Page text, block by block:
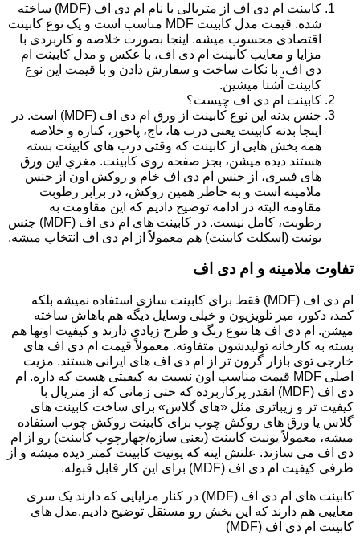
کابینت ام دی اف از متریالی با نام ام دی اف (MDF) ساخته
شده. قیمت مدل کابینت MDF مناسب است و یک نوع کابینت
اقتصادی محسوب میشه. اینجا بصورت خلاصه و کاربردی با
مزایا و معایب کابینت ام دی اف، با عکس و مدل کابینت ام
دی اف، با نکات ساخت و سفارش دادن و با قیمت این نوع
کابینت آشنا میشین.
کابینت ام دی اف چیست؟
جنس بدنه این نوع کابینت از ورق ام دی اف (MDF) است. در
اینجا بدنه کابینت یعنی درب ها، تاج، پاخور، کناره و خلاصه
همه بخش هایی از کابینت که وقتی درب های کابینت بسته
هستند دیده میشن، بجز صفحه روی کابینت. مغزیِ این ورق
های فیبری، از جنس ام دی اف خام و روکش اون از جنس
ملامینه است و به خاطر همین روکش، در برابر رطوبت
مقاومه البته در ادامه توضیح دادیم که این مقاومت به
رطوبت، کامل نیست. در کابینت های ام دی اف (MDF) جنس
یونیت (اسکلت کابینت) هم معمولاً از ام دی اف انتخاب میشه.
تفاوت ملامینه و ام دی اف
ام دی اف (MDF) فقط برای کابینت سازی استفاده نمیشه بلکه
کمد، دکور، میز تلویزیون و خیلی وسایل دیگه هم باهاش ساخته
میشن. ام دی اف ها تنوع رنگ و طرح زیادی دارند و کیفیت اونها هم
بسته به کارخانه تولیدشون متفاوته. معمولاً قیمت ام دی اف های
خارجی توی بازار گرون تر از ام دی اف های ایرانی هستند. مزیت
اصلی MDF قیمت مناسب اون نسبت به کیفیتی هست که داره. ام
دی اف (MDF) انقدر پرکاربرده که حتی زمانی که از متریال با
کیفیت تر و زیباتری مثل «های گلاس» برای ساخت کابینت های
گلاس یا ورق های روکش چوب برای کابینت روکش چوب استفاده
میشه، معمولاً یونیت کابینت (یعنی سازه/چهارچوب کابینت) رو از ام
دی اف می سازند. علتش اینه که یونیت کابینت کمتر دیده میشه و از
طرفی کیفیت ام دی اف (MDF) برای این کار قابل قبوله.
کابینت های ام دی اف (MDF) در کنار مزایایی که دارند یک سری
معایبی هم دارند که این بخش رو مستقل توضیح دادیم.مدل های
کابینت ام دی اف (MDF)